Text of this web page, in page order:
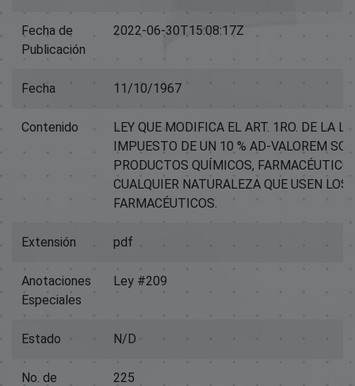
Fecha de
Publicación
2022-06-30T15:08:17Z
Fecha 11/10/1967
Contenido
LEY QUE MODIFICA EL ART. 1RO. DE LA
IMPUESTO DE UN 10 % AD-VALOREM
PRODUCTOS QUÍMICOS,
CUALQUIER NATURALEZA QUE USEN LOS
FARMACÉUTICOS.
Extensión pdf
Anotaciones
Especiales
Ley #209
Estado N/D
No. de
225